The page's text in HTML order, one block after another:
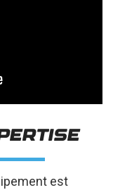
est